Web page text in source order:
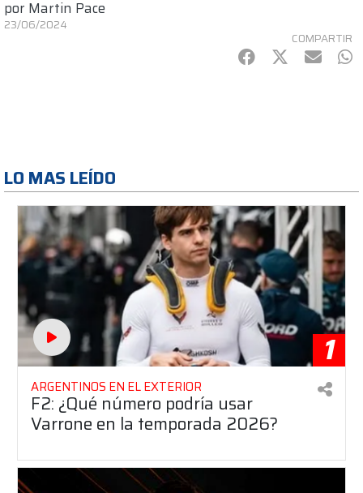
por Martin Pace
23/06/2024
COMPARTIR
Facebook
Twitter
mail
LO MAS LEÍDO
1
ARGENTINOS EN EL EXTERIOR
F2: ¿Qué número podría usar
Varrone en la temporada 2026?